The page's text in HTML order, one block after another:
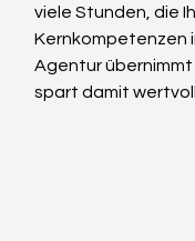
viele Stunden, die
Kernkompetenzen
Agentur
spart damit